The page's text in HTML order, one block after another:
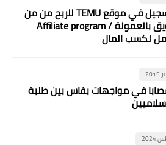
طريقة التسجيل في موقع TEMU للربح من من
خلال التسويق بالعمولة / Affiliate program
لكسب المال
11 مصابا في مواجهات بفاس بين طلبة